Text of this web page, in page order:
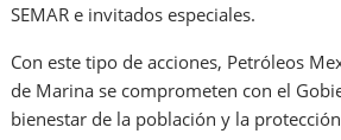
SEMAR e invitados especiales.
Con este tipo de acciones, Petróleos
de Marina se comprometen con el
bienestar de la población y la